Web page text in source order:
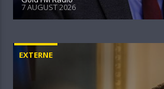
7 AUGUST 2026
EXTERNE